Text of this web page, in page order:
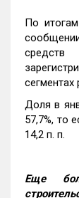
По
средств
сегментах
Доля в
57,7%, то
14,2 п. п.
Еще